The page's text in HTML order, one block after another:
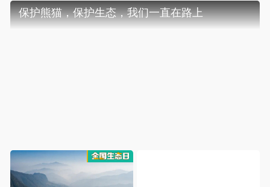
保护熊猫，保护生态，我们一直在路上